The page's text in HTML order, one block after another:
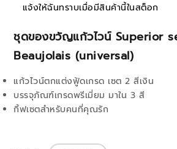
ชุดของขวัญแก้วไวน์ Superior
Beaujolais (universal)
แก้วไวน์ตกแต่งฟู้ดเกรด เซต 2 สีเงิน
บรรจุภัณฑ์เกรดพรีเมี่ยม มาใน 3 สี
กิ้ฟเซตสำหรับคนที่คุณรัก
แจ้งให้ฉันทราบเมื่อมีสินค้านี้ในสต็อก